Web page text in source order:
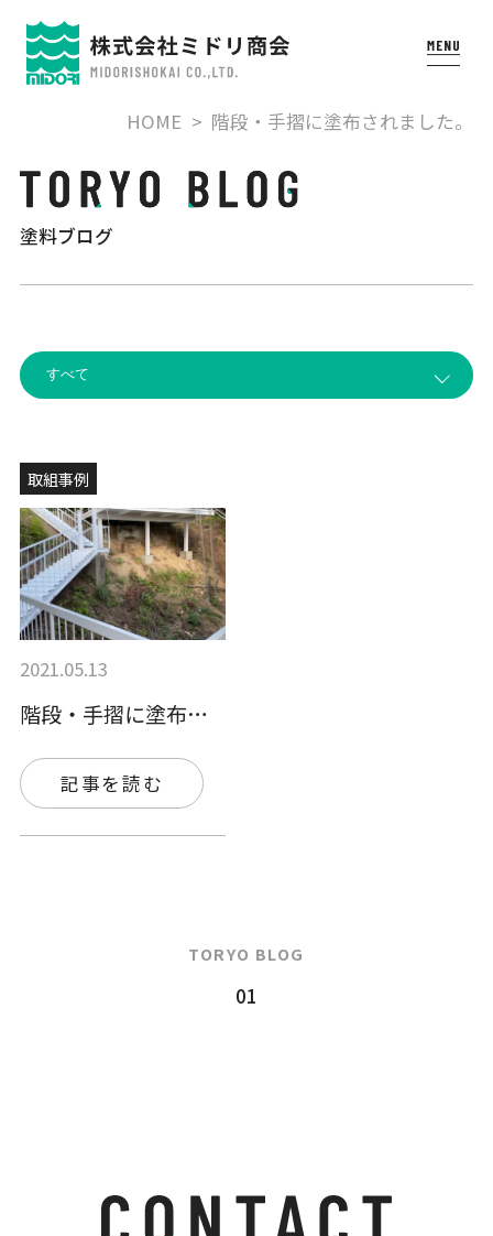
HOME 階段・手摺に塗布されました。
塗料ブログ
取組事例
2021.05.13
階段・手摺に塗布されました。
記事を読む
TORYO BLOG
01